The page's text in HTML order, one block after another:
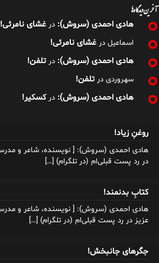
آخرین دیدگاه‌ها
هادی احمدی (سروش): در غشای نامرئی!
اسماعیل در غشای نامرئی!
هادی احمدی (سروش): در تلفن!
سهروردی در تلفن!
هادی احمدی (سروش): درکسکیر!
روغنِ زیاد!
در رد پست قبلی‌ام (در تلگرام) […]
کتابِ بدنمند!
عزیز در رد پست قبلی‌ام (در تلگرام) […]
جگرهای جانبخش!